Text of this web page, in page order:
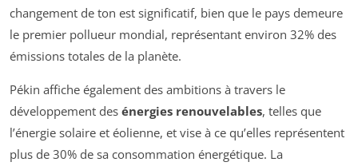
changement de ton est significatif, bien que le pays demeure
le premier pollueur mondial, représentant environ 32% des
émissions totales de la planète.
Pékin affiche également des ambitions à travers le
développement des énergies renouvelables, telles que
l’énergie solaire et éolienne, et vise à ce qu’elles représentent
plus de 30% de sa consommation énergétique. La